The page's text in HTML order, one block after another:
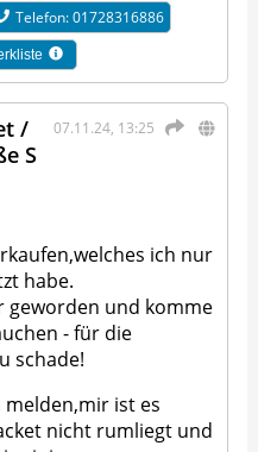
Telefon: 01728316886
07.11.24, 13:25
/
S
ich nur
habe.
geworden und komme
- für die
schade!
melden,mir ist es
nicht rumliegt und